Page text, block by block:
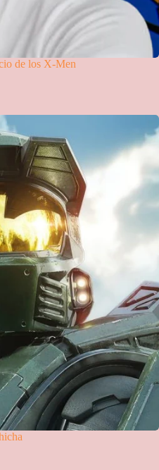
de los X-Men